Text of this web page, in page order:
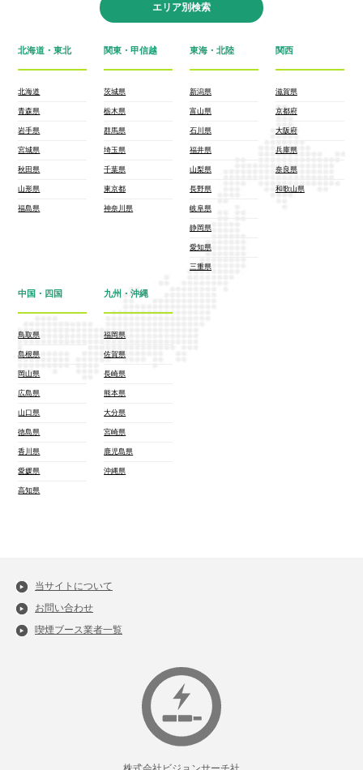
エリア別検索
北海道・東北
北海道
青森県
岩手県
宮城県
秋田県
山形県
福島県
関東・甲信越
茨城県
栃木県
群馬県
埼玉県
千葉県
東京都
神奈川県
東海・北陸
新潟県
富山県
石川県
福井県
山梨県
長野県
岐阜県
静岡県
愛知県
三重県
関西
滋賀県
京都府
大阪府
兵庫県
奈良県
和歌山県
中国・四国
鳥取県
島根県
岡山県
広島県
山口県
徳島県
香川県
愛媛県
高知県
九州・沖縄
福岡県
佐賀県
長崎県
熊本県
大分県
宮崎県
鹿児島県
沖縄県
当サイトについて
お問い合わせ
喫煙ブース業者一覧